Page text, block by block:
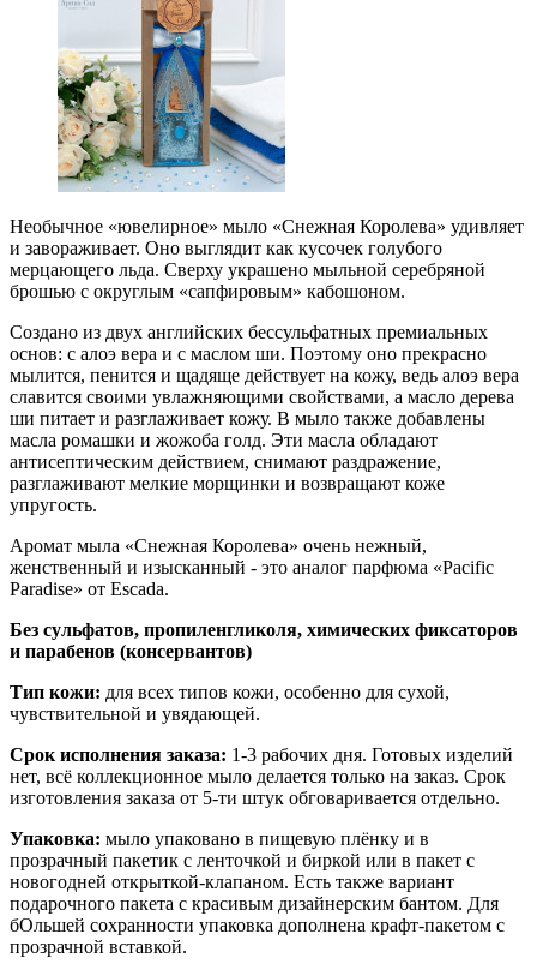
Необычное «ювелирное» мыло «Снежная Королева» удивляет
и завораживает. Оно выглядит как кусочек голубого
мерцающего льда. Сверху украшено мыльной серебряной
брошью с округлым «сапфировым» кабошоном.
Создано из двух английских бессульфатных премиальных
основ: с алоэ вера и с маслом ши. Поэтому оно прекрасно
мылится, пенится и щадяще действует на кожу, ведь алоэ вера
славится своими увлажняющими свойствами, а масло дерева
ши питает и разглаживает кожу. В мыло также добавлены
масла ромашки и жожоба голд. Эти масла обладают
антисептическим действием, снимают раздражение,
разглаживают мелкие морщинки и возвращают коже
упругость.
Аромат мыла «Снежная Королева» очень нежный,
женственный и изысканный - это аналог парфюма «Pacific
Paradise» от Escada.
Без сульфатов, пропиленгликоля, химических фиксаторов
и парабенов (консервантов)
Тип кожи: для всех типов кожи, особенно для сухой,
чувствительной и увядающей.
Срок исполнения заказа: 1-3 рабочих дня. Готовых изделий
нет, всё коллекционное мыло делается только на заказ. Срок
изготовления заказа от 5-ти штук обговаривается отдельно.
Упаковка: мыло упаковано в пищевую плёнку и в
прозрачный пакетик с ленточкой и биркой или в пакет с
новогодней открыткой-клапаном. Есть также вариант
подарочного пакета с красивым дизайнерским бантом. Для
бОльшей сохранности упаковка дополнена крафт-пакетом с
прозрачной вставкой.